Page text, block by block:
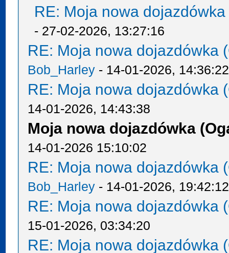
RE: Moja nowa
- 27-02-2026, 13:27:16
RE: Moja nowa dojazdówka
Bob_Harley - 14-01-2026, 14:36:22
RE: Moja nowa dojazdówka
14-01-2026, 14:43:38
Moja nowa dojazdówka
14-01-2026 15:10:02
RE: Moja nowa dojazdówka
Bob_Harley - 14-01-2026, 19:42:12
RE: Moja nowa dojazdówka
15-01-2026, 03:34:20
RE: Moja nowa dojazdówka